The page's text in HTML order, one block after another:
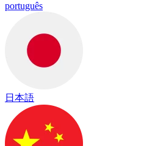
português
日本語